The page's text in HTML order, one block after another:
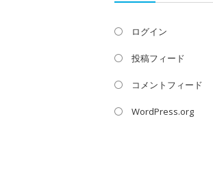
ログイン
投稿フィード
コメントフィード
WordPress.org